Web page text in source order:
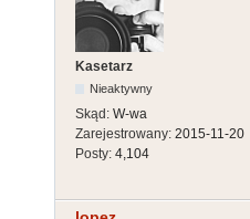
Kasetarz
Nieaktywny
Skąd: W-wa
Zarejestrowany: 2015-11-20
Posty: 4,104